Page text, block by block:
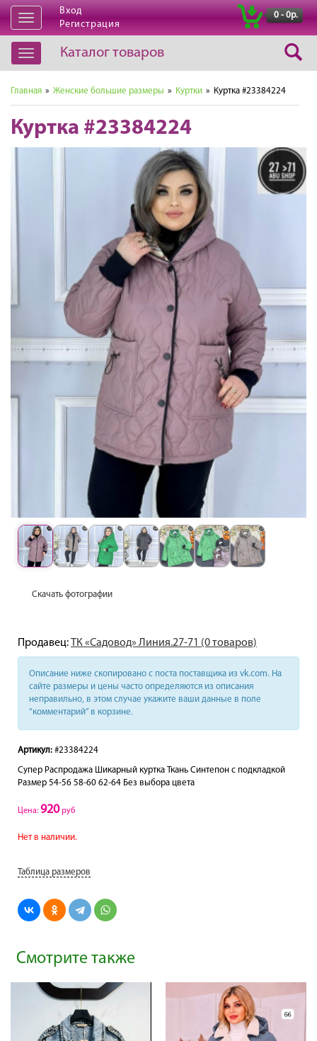
Открыть
навигацию
Вход
Регистрация
0 - 0р.
Открыть
навигацию
Каталог товаров
Главная » Женские большие размеры » Куртки » Куртка #23384224
Куртка #23384224
Скачать фотографии
Продавец:ТК «Садовод» Линия.27-71 (0 товаров)
Описание ниже скопировано с поста поставщика из vk.com. На
сайте размеры и цены часто определяются из описания
неправильно, в этом случае укажите ваши данные в поле
“комментарий” в корзине.
Артикул: #23384224
Супер Распродажа Шикарный куртка Ткань Синтепон с подкладкой
Размер 54-56 58-60 62-64 Без выбора цвета
Цена: 920руб
Нет в наличии.
Таблица размеров
Смотрите также